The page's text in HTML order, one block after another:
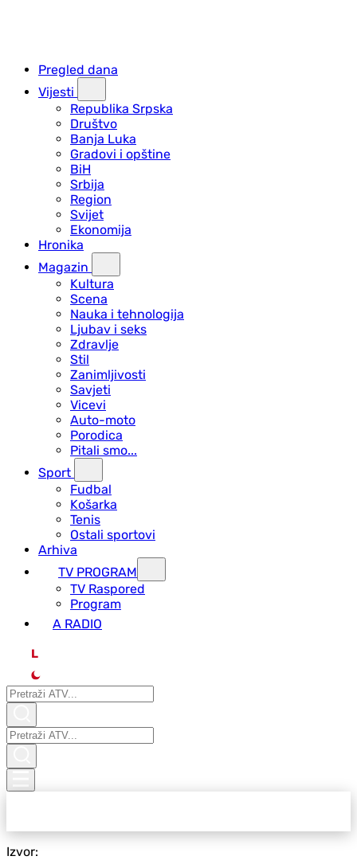
Pregled dana
Vijesti
Republika Srpska
Društvo
Banja Luka
Gradovi i opštine
BiH
Srbija
Region
Svijet
Ekonomija
Hronika
Magazin
Kultura
Scena
Nauka i tehnologija
Ljubav i seks
Zdravlje
Stil
Zanimljivosti
Savjeti
Vicevi
Auto-moto
Porodica
Pitali smo...
Sport
Fudbal
Košarka
Tenis
Ostali sportovi
Arhiva
TV PROGRAM
ТV Raspored
Program
A RADIO
L
Izvor: